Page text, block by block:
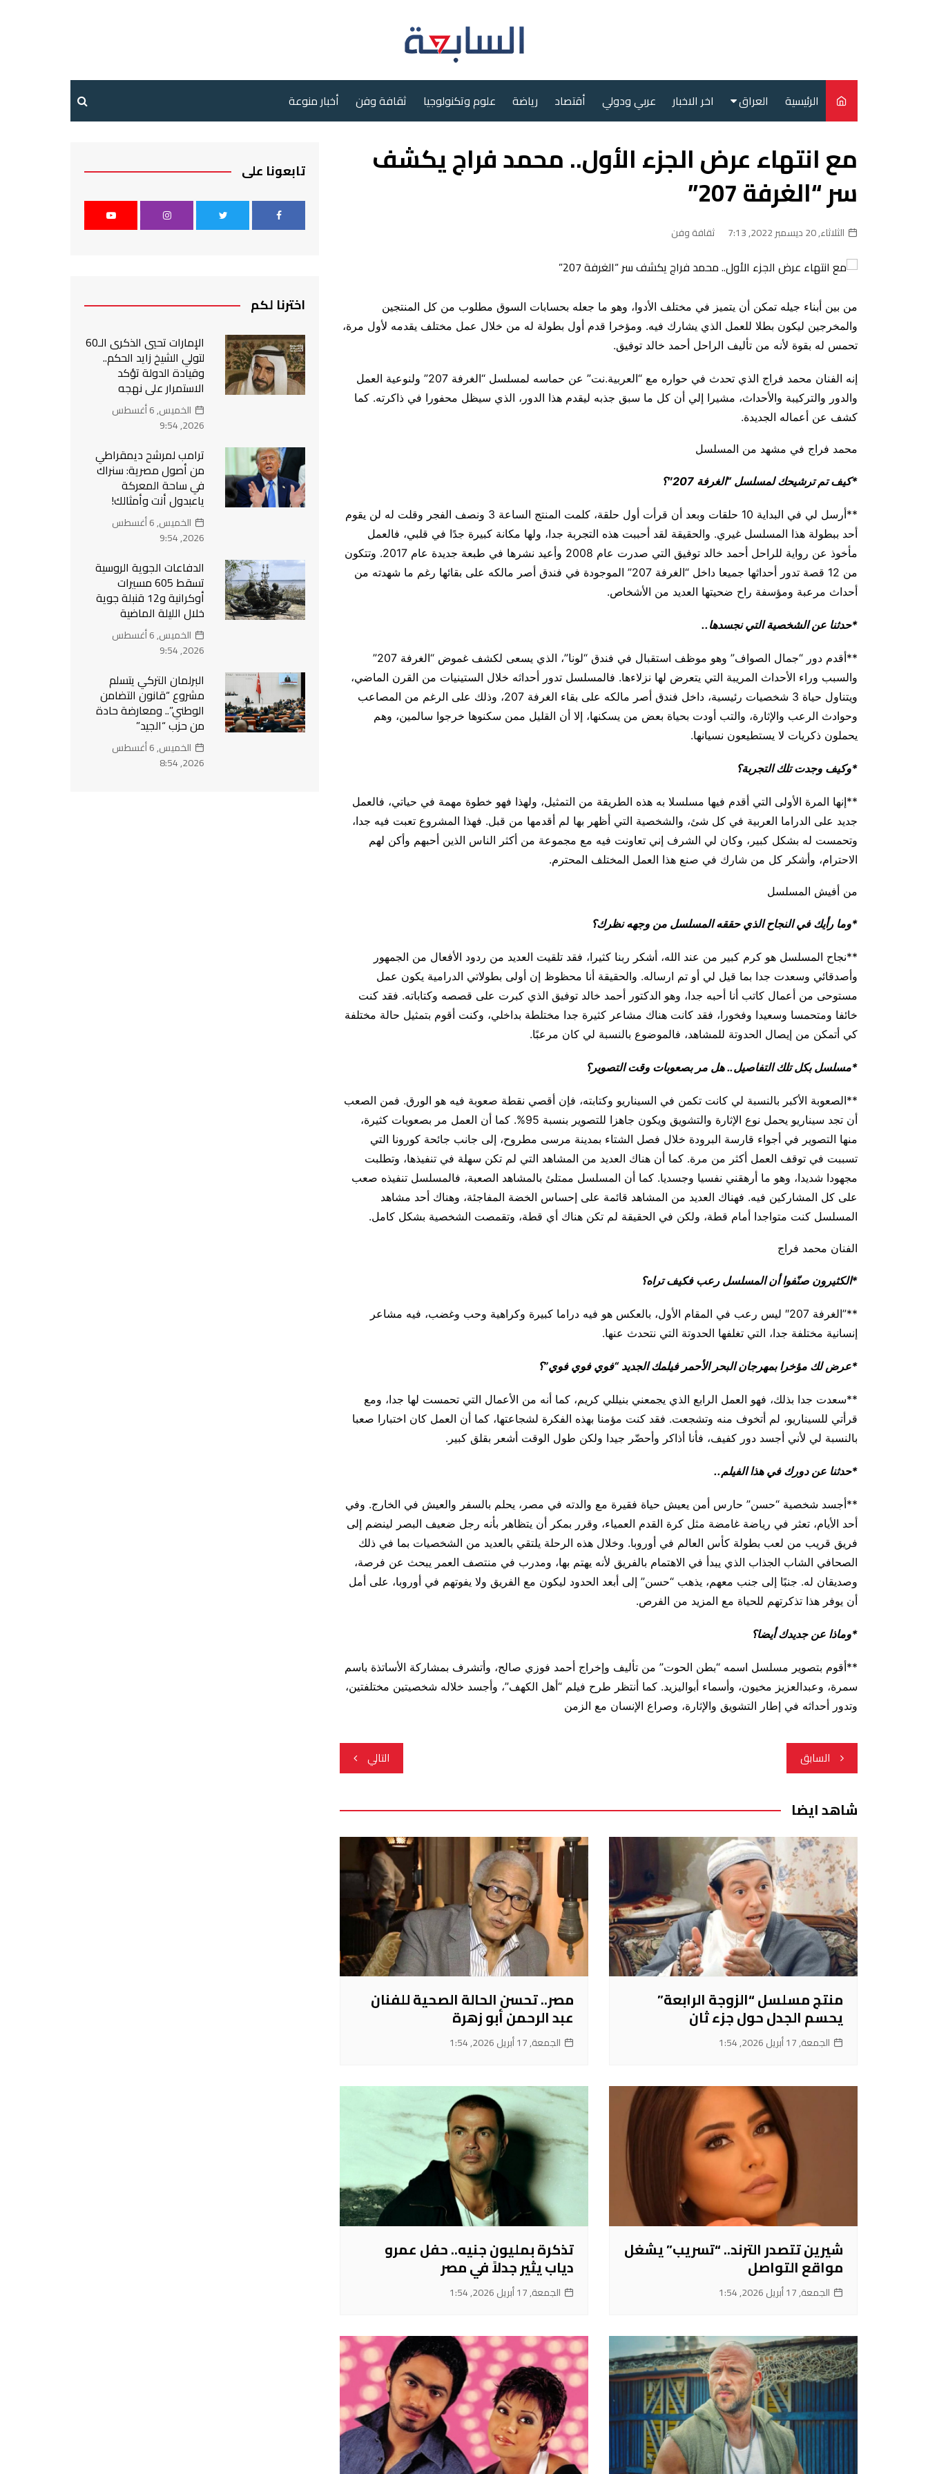
الرئيسية العراق
سياسة
محليات
اخر الاخبار عربي ودولي أقتصاد رياضة علوم وتكنولوجيا ثقافة وفن أخبار منوعة
مع انتهاء عرض الجزء الأول.. محمد فراج يكشف
سر “الغرفة 207”
الثلاثاء, 20 ديسمبر 2022, 7:13 ثقافة وفن
من بين أبناء جيله تمكن أن يتميز في مختلف الأدوا، وهو ما جعله بحسابات السوق مطلوب من كل المنتجين
والمخرجين ليكون بطلا للعمل الذي يشارك فيه. ومؤخرا قدم أول بطولة له من خلال عمل مختلف يقدمه لأول مرة،
تحمس له بقوة لأنه من تأليف الراحل أحمد خالد توفيق.
إنه الفنان محمد فراج الذي تحدث في حواره مع “العربية.نت” عن حماسه لمسلسل “الغرفة 207” ولنوعية العمل
والدور والتركيبة والأحداث، مشيرا إلي أن كل ما سبق جذبه ليقدم هذا الدور، الذي سيظل محفورا في ذاكرته. كما
كشف عن أعماله الجديدة.
محمد فراج في مشهد من المسلسل
*كيف تم ترشيحك لمسلسل “الغرفة 207″؟
**أرسل لي في البداية 10 حلقات وبعد أن قرأت أول حلقة، كلمت المنتج الساعة 3 ونصف الفجر وقلت له لن يقوم
أحد ببطولة هذا المسلسل غيري. والحقيقة لقد أحببت هذه التجربة جدا، ولها مكانة كبيرة جدًا في قلبي، فالعمل
مأخوذ عن رواية للراحل أحمد خالد توفيق التي صدرت عام 2008 وأعيد نشرها في طبعة جديدة عام 2017. وتتكون
من 12 قصة تدور أحداثها جميعا داخل “الغرفة 207” الموجودة في فندق أصر مالكه على بقائها رغم ما شهدته من
أحداث مرعبة ومؤسفة راح ضحيتها العديد من الأشخاص.
*حدثنا عن الشخصية التي نجسدها..
**أقدم دور “جمال الصواف” وهو موظف استقبال في فندق “لونا”، الذي يسعى لكشف غموض “الغرفة 207”
والسبب وراء الأحداث المريبة التي يتعرض لها نزلاءها. فالمسلسل تدور أحداثه خلال الستينيات من القرن الماضي،
ويتناول حياة 3 شخصيات رئيسية، داخل فندق أصر مالكه على بقاء الغرفة 207، وذلك على الرغم من المصاعب
وحوادث الرعب والإثارة، والتب أودت بحياة بعض من يسكنها، إلا أن القليل ممن سكنوها خرجوا سالمين، وهم
يحملون ذكريات لا يستطيعون نسيانها.
*وكيف وجدت تلك التجربة؟
**إنها المرة الأولى التي أقدم فيها مسلسلا به هذه الطريقة من التمثيل، ولهذا فهو خطوة مهمة في حياتي، فالعمل
جديد على الدراما العربية في كل شئ، والشخصية التي أظهر بها لم أقدمها من قبل. فهذا المشروع تعبت فيه جدا،
وتحمست له بشكل كبير، وكان لي الشرف إني تعاونت فيه مع مجموعة من أكثر الناس الذين أحبهم وأكن لهم
الاحترام، وأشكر كل من شارك في صنع هذا العمل المختلف المحترم.
من أفيش المسلسل
*وما رأيك في النجاح الذي حققه المسلسل من وجهه نظرك؟
**نجاح المسلسل هو كرم كبير من عند الله، أشكر ربنا كثيرا، فقد تلقيت العديد من ردود الأفعال من الجمهور
وأصدقائي وسعدت جدا بما قيل لي أو تم ارساله. والحقيقة أنا محظوظ إن أولى بطولاتي الدرامية يكون عمل
مستوحى من أعمال كاتب أنا أحبه جدا، وهو الدكتور أحمد خالد توفيق الذي كبرت على قصصه وكتاباته. فقد كنت
خائفا ومتحمسا وسعيدا وفخورا، فقد كانت هناك مشاعر كثيرة جدا مختلطة بداخلي، وكنت أقوم بتمثيل حالة مختلفة
كي أتمكن من إيصال الحدوتة للمشاهد، فالموضوع بالنسبة لي كان مرعبًا.
*مسلسل بكل تلك التفاصيل.. هل مر بصعوبات وقت التصوير؟
**الصعوبة الأكبر بالنسبة لي كانت تكمن في السيناريو وكتابته، فإن أقصي نقطة صعوبة فيه هو الورق. فمن الصعب
أن تجد سيناريو يحمل نوع الإثارة والتشويق ويكون جاهزا للتصوير بنسبة 95%. كما أن العمل مر بصعوبات كثيرة،
منها التصوير في أجواء قارسة البرودة خلال فصل الشتاء بمدينة مرسى مطروح، إلى جانب جائحة كورونا التي
تسببت في توقف العمل أكثر من مرة. كما أن هناك العديد من المشاهد التي لم تكن سهلة في تنفيذها، وتطلبت
مجهودا شديدا، وهو ما أرهقني نفسيا وجسديا. كما أن المسلسل ممتلئ بالمشاهد الصعبة، فالمسلسل تنفيذه صعب
على كل المشاركين فيه. فهناك العديد من المشاهد قائمة على إحساس الخضة المفاجئة، وهناك أحد مشاهد
المسلسل كنت متواجدا أمام قطة، ولكن في الحقيقة لم تكن هناك أي قطة، وتقمصت الشخصية بشكل كامل.
الفنان محمد فراج
*الكثيرون صنّفوا أن المسلسل رعب فكيف تراه؟
**”الغرفة 207″ ليس رعب في المقام الأول، بالعكس هو فيه دراما كبيرة وكراهية وحب وغضب، فيه مشاعر
إنسانية مختلفة جدا، التي تغلفها الحدوتة التي نتحدث عنها.
*عرض لك مؤخرا بمهرجان البحر الأحمر فيلمك الجديد “فوي فوي فوي”؟
**سعدت جدا بذلك، فهو العمل الرابع الذي يجمعني بنيللي كريم، كما أنه من الأعمال التي تحمست لها جدا، ومع
قرأتي للسيناريو، لم أتخوف منه وتشجعت. فقد كنت مؤمنا بهذه الفكرة لشجاعتها، كما أن العمل كان اختبارا صعبا
بالنسبة لي لأني أجسد دور كفيف، فأنا أذاكر وأحضّر جيدا ولكن طول الوقت أشعر بقلق كبير.
*حدثنا عن دورك في هذا الفيلم..
**أجسد شخصية “حسن” حارس أمن يعيش حياة فقيرة مع والدته في مصر، يحلم بالسفر والعيش في الخارج. وفي
أحد الأيام، تعثر في رياضة غامضة مثل كرة القدم العمياء، وقرر بمكر أن يتظاهر بأنه رجل ضعيف البصر لينضم إلى
فريق قريب من لعب بطولة كأس العالم في أوروبا. وخلال هذه الرحلة يلتقي بالعديد من الشخصيات بما في ذلك
الصحافي الشاب الجذاب الذي يبدأ في الاهتمام بالفريق لأنه يهتم بها، ومدرب في منتصف العمر يبحث عن فرصة،
وصديقان له. جنبًا إلى جنب معهم، يذهب “حسن” إلى أبعد الحدود ليكون مع الفريق ولا يفوتهم في أوروبا، على أمل
أن يوفر هذا تذكرتهم للحياة مع المزيد من الفرص.
*وماذا عن جديدك أيضا؟
**أقوم بتصوير مسلسل اسمه “بطن الحوت” من تأليف وإخراج أحمد فوزي صالح، وأتشرف بمشاركة الأساتذة باسم
سمرة، وعبدالعزيز مخيون، وأسماء أبواليزيد. كما أنتظر طرح فيلم “أهل الكهف”، وأجسد خلاله شخصيتين مختلفتين،
وتدور أحداثه في إطار التشويق والإثارة، وصراع الإنسان مع الزمن
تصفّح
المقالات
السابق التالي
شاهد ايضا
منتج مسلسل “الزوجة الرابعة”
يحسم الجدل حول جزء ثان
الجمعة, 17 أبريل 2026, 1:54
مصر.. تحسن الحالة الصحية للفنان
عبد الرحمن أبو زهرة
الجمعة, 17 أبريل 2026, 1:54
شيرين تتصدر الترند.. “تسريب” يشغل
مواقع التواصل
الجمعة, 17 أبريل 2026, 1:54
تذكرة بمليون جنيه.. حفل عمرو
دياب يثير جدلاً في مصر
الجمعة, 17 أبريل 2026, 1:54
تابعونا على
اخترنا لكم
الإمارات تحيي الذكرى الـ60
لتولي الشيخ زايد الحكم..
وقيادة الدولة تؤكد
الاستمرار على نهجه
الخميس, 6 أغسطس
2026, 9:54
ترامب لمرشح ديمقراطي
من أصول مصرية: سنراك
في ساحة المعركة
ياعبدول أنت وأمثالك!
الخميس, 6 أغسطس
2026, 9:54
الدفاعات الجوية الروسية
تسقط 605 مسيرات
أوكرانية و12 قنبلة جوية
خلال الليلة الماضية
الخميس, 6 أغسطس
2026, 9:54
البرلمان التركي يتسلم
مشروع “قانون التضامن
الوطني”.. ومعارضة حادة
من حزب “الجيد”
الخميس, 6 أغسطس
2026, 8:54